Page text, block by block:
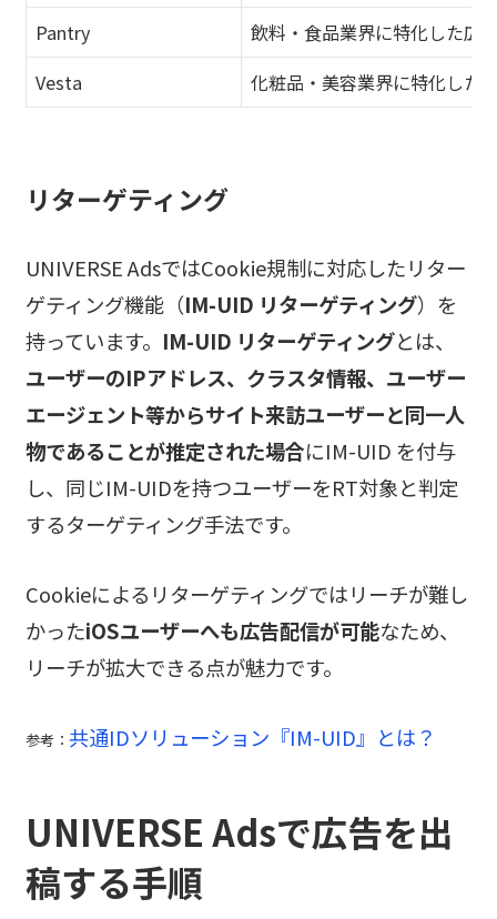
Pantry
飲料・食品業界に特化した広
Vesta
化粧品・美容業界に特化した
リターゲティング
UNIVERSE AdsではCookie規制に対応したリター
ゲティング機能（IM-UID リターゲティング）を
持っています。 IM-UID リターゲティングとは、
ユーザーのIPアドレス、クラスタ情報、ユーザー
エージェント等からサイト来訪ユーザーと同一人
物であることが推定された場合にIM-UID を付与
し、同じIM-UIDを持つユーザーをRT対象と判定
するターゲティング手法です。
Cookieによるリターゲティングではリーチが難し
かったiOSユーザーへも広告配信が可能なため、
リーチが拡大できる点が魅力です。
参考： 共通IDソリューション『IM-UID』とは？
UNIVERSE Adsで広告を出
稿する手順